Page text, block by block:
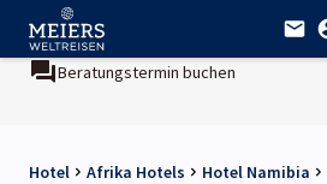
Beratungstermin buchen
Hotel Afrika Hotels Hotel Namibia